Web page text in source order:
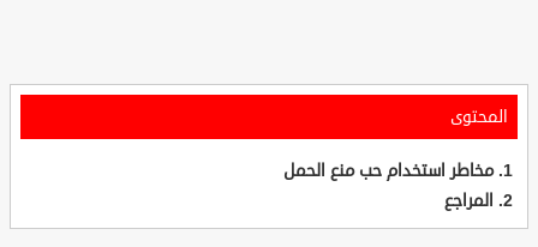
المحتوى
مخاطر استخدام حب منع الحمل
المراجع